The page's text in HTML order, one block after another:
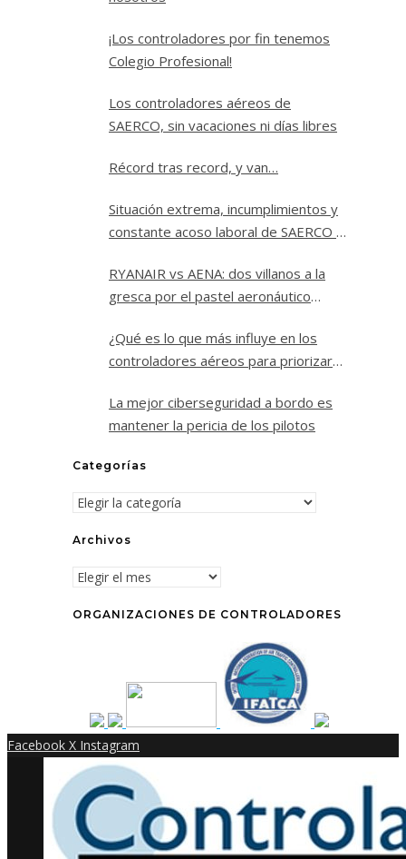
¡Los controladores por fin tenemos
Colegio Profesional!
Los controladores aéreos de
SAERCO, sin vacaciones ni días libres
Récord tras record, y van…
Situación extrema, incumplimientos y
constante acoso laboral de SAERCO a
RYANAIR vs AENA: dos villanos a la
gresca por el pastel aeronáutico
¿Qué es lo que más influye en los
controladores aéreos para priorizar
La mejor ciberseguridad a bordo es
mantener la pericia de los pilotos
Categorías
Categorías
Archivos
Archivos
ORGANIZACIONES DE CONTROLADORES
Facebook X Instagram